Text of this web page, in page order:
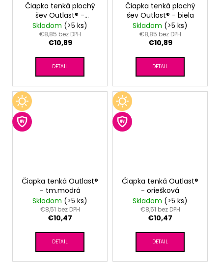
Čiapka tenká plochý
šev Outlast® -
tm.staroružová
Skladom (>5 ks)
€8,85 bez DPH
€10,89
DETAIL
Čiapka tenká plochý
šev Outlast® - biela
Skladom (>5 ks)
€8,85 bez DPH
€10,89
DETAIL
Čiapka tenká Outlast®
- tm.modrá
Skladom (>5 ks)
€8,51 bez DPH
€10,47
DETAIL
Čiapka tenká Outlast®
- oriešková
Skladom (>5 ks)
€8,51 bez DPH
€10,47
DETAIL